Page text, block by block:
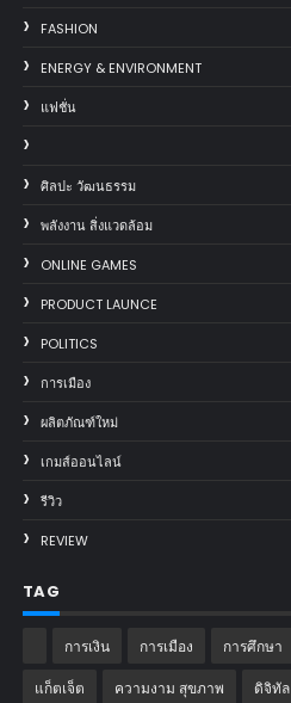
FASHION
ENERGY & ENVIRONMENT
แฟชั่น
ศิลปะ วัฒนธรรม
พลังงาน สิ่งแวดล้อม
ONLINE GAMES
PRODUCT LAUNCE
POLITICS
การเมือง
ผลิตภัณฑ์ใหม่
เกมส์ออนไลน์
รีวิว
REVIEW
TAG
การเงิน การเมือง การศึกษา
แก็ตเจ็ต ความงาม สุขภาพ ดิจิทัล